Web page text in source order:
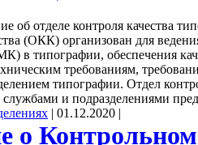
об отделе контроля качества
(ОКК) организован для
в типографии, обеспечения
требованиям,
типографии. Отдел
и подразделениями
| 01.12.2020 |
о Контрольном